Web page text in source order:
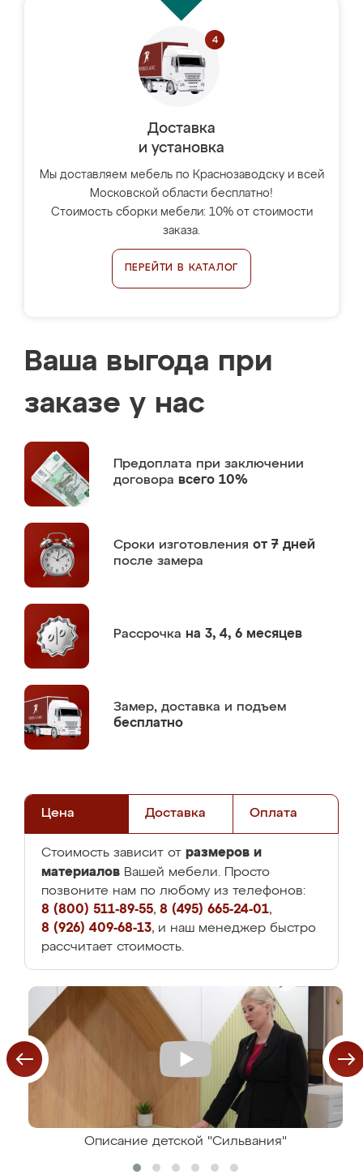
Доставка
и установка
Мы доставляем мебель по Краснозаводску и всей
Московской области бесплатно!
Стоимость сборки мебели: 10% от стоимости
заказа.
ПЕРЕЙТИ В КАТАЛОГ
Ваша выгода при
заказе у нас
Предоплата при заключении
договора всего 10%
Сроки изготовления от 7 дней
после замера
Рассрочка на 3, 4, 6 месяцев
Замер, доставка и подъем
бесплатно
Цена Доставка Оплата
Стоимость зависит от размеров и
материалов Вашей мебели. Просто
позвоните нам по любому из телефонов:
8 (800) 511-89-55, 8 (495) 665-24-01,
8 (926) 409-68-13, и наш менеджер быстро
рассчитает стоимость.
Описание детской "Сильвания"